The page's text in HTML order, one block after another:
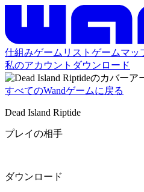
仕組みゲームリスト ゲームマッ
私のアカウント ダウンロード
すべてのWandゲームに戻る
Dead Island Riptide
プレイの相手
ダウンロード